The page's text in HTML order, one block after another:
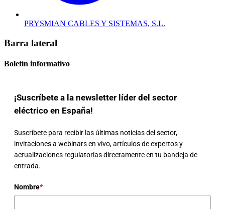
PRYSMIAN CABLES Y SISTEMAS, S.L.
Barra lateral
Boletín informativo
¡Suscríbete a la newsletter líder del sector
eléctrico en España!
Suscríbete para recibir las últimas noticias del sector,
invitaciones a webinars en vivo, artículos de expertos y
actualizaciones regulatorias directamente en tu bandeja de
entrada.
Nombre*